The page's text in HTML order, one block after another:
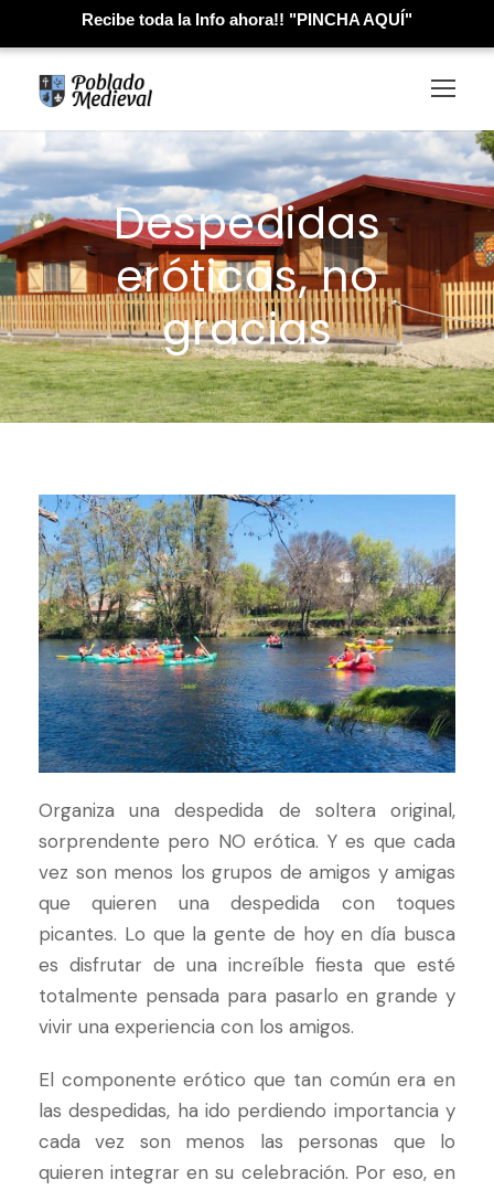
Recibe toda la Info ahora!! "PINCHA AQUÍ"
Despedidas
eróticas, no
gracias
Organiza una despedida de soltera original,
sorprendente pero NO erótica. Y es que cada
vez son menos los grupos de amigos y amigas
que quieren una despedida con toques
picantes. Lo que la gente de hoy en día busca
es disfrutar de una increíble fiesta que esté
totalmente pensada para pasarlo en grande y
vivir una experiencia con los amigos.
El componente erótico que tan común era en
las despedidas, ha ido perdiendo importancia y
cada vez son menos las personas que lo
quieren integrar en su celebración. Por eso, en